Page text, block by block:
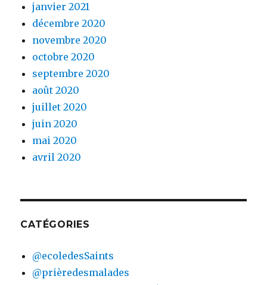
janvier 2021
décembre 2020
novembre 2020
octobre 2020
septembre 2020
août 2020
juillet 2020
juin 2020
mai 2020
avril 2020
CATÉGORIES
@ecoledesSaints
@prièredesmalades